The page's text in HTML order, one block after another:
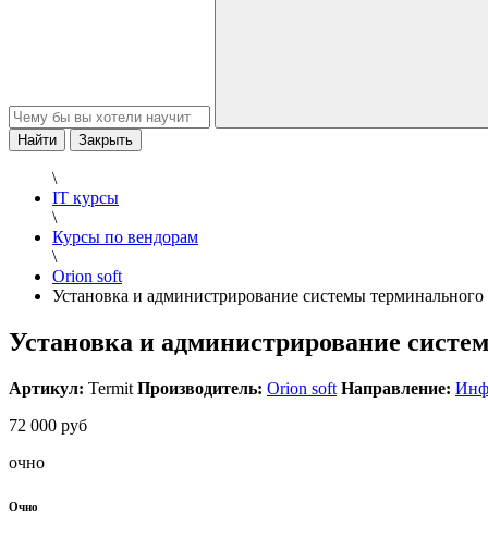
Найти Закрыть
\
IT курсы
\
Курсы по вендорам
\
Orion soft
Установка и администрирование системы терминального
Установка и администрирование
Артикул: Termit Производитель: Orion soft Направление:
72 000 руб
очно
Очно